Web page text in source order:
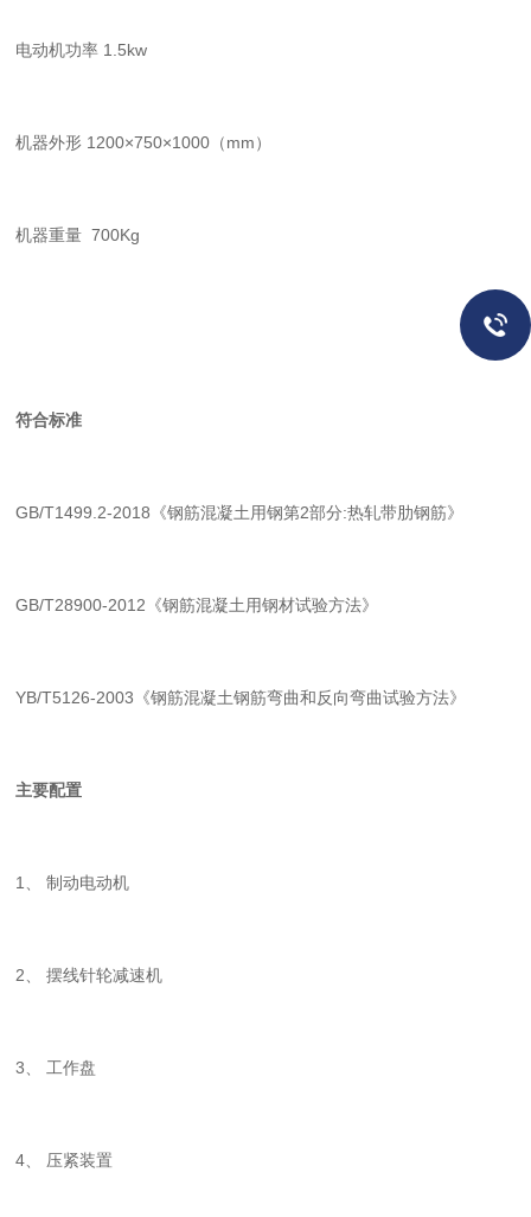
电动机功率 1.5kw
机器外形 1200×750×1000 （mm）
机器重量 700Kg
符合标准
GB/T1499.2-2018 《钢筋混凝土用钢第2部分:热轧带肋钢筋》
GB/T28900-2012 《钢筋混凝土用钢材试验方法》
YB/T5126-2003 《钢筋混凝土钢筋弯曲和反向弯曲试验方法》
主要配置
1 、 制动电动机
2 、 摆线针轮减速机
3 、 工作盘
4 、 压紧装置